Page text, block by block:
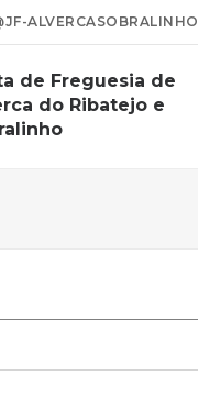
de Freguesia de
do Ribatejo e